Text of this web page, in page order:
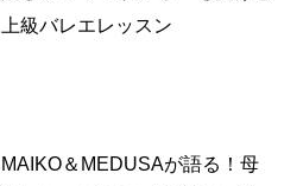
上級バレエレッスン
MAIKO＆MEDUSAが語る！母